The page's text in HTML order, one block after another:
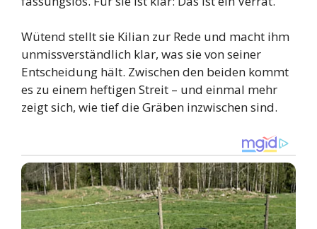
Wütend stellt sie Kilian zur Rede und macht ihm
unmissverständlich klar, was sie von seiner
Entscheidung hält. Zwischen den beiden kommt
es zu einem heftigen Streit – und einmal mehr
zeigt sich, wie tief die Gräben inzwischen sind.